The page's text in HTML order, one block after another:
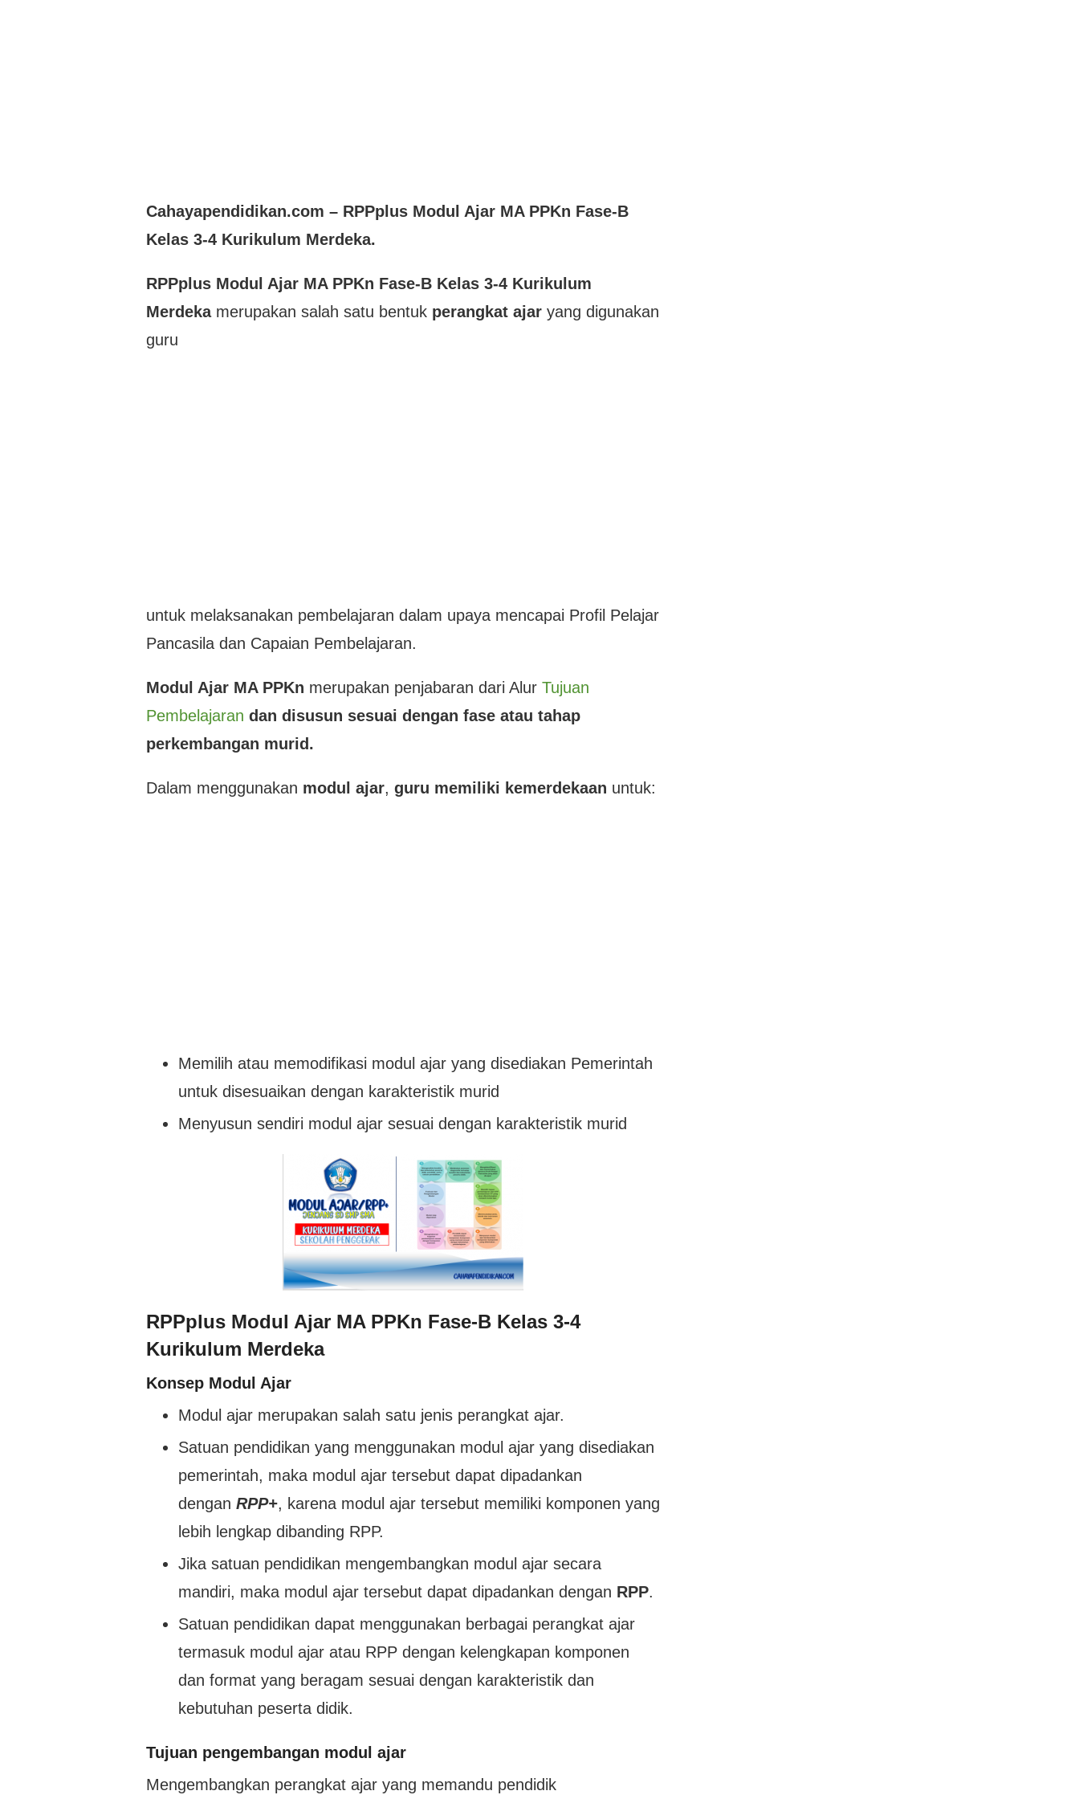
Cahayapendidikan.com – RPPplus Modul Ajar MA PPKn Fase-B
Kelas 3-4 Kurikulum Merdeka.
RPPplus Modul Ajar MA PPKn Fase-B Kelas 3-4 Kurikulum
Merdeka merupakan salah satu bentuk perangkat ajar yang digunakan
guru
untuk melaksanakan pembelajaran dalam upaya mencapai Profil Pelajar
Pancasila dan Capaian Pembelajaran.
Modul Ajar MA PPKn merupakan penjabaran dari Alur Tujuan
Pembelajaran dan disusun sesuai dengan fase atau tahap
perkembangan murid.
Dalam menggunakan modul ajar, guru memiliki kemerdekaan untuk:
Memilih atau memodifikasi modul ajar yang disediakan Pemerintah
untuk disesuaikan dengan karakteristik murid
Menyusun sendiri modul ajar sesuai dengan karakteristik murid
RPPplus Modul Ajar MA PPKn Fase-B Kelas 3-4
Kurikulum Merdeka
Konsep Modul Ajar
Modul ajar merupakan salah satu jenis perangkat ajar.
Satuan pendidikan yang menggunakan modul ajar yang disediakan
pemerintah, maka modul ajar tersebut dapat dipadankan
dengan RPP+, karena modul ajar tersebut memiliki komponen yang
lebih lengkap dibanding RPP.
Jika satuan pendidikan mengembangkan modul ajar secara
mandiri, maka modul ajar tersebut dapat dipadankan dengan RPP.
Satuan pendidikan dapat menggunakan berbagai perangkat ajar
termasuk modul ajar atau RPP dengan kelengkapan komponen
dan format yang beragam sesuai dengan karakteristik dan
kebutuhan peserta didik.
Tujuan pengembangan modul ajar
Mengembangkan perangkat ajar yang memandu pendidik